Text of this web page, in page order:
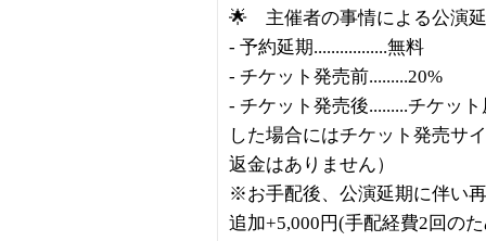
🌟 主催者の事情による公演
- 予約延期.................無料
- チケット発売前.........20%
- チケット発売後.........チケッ
した場合にはチケット発売サ
返金はありません）
※お手配後、公演延期に伴い
追加+5,000円(手配経費2回の